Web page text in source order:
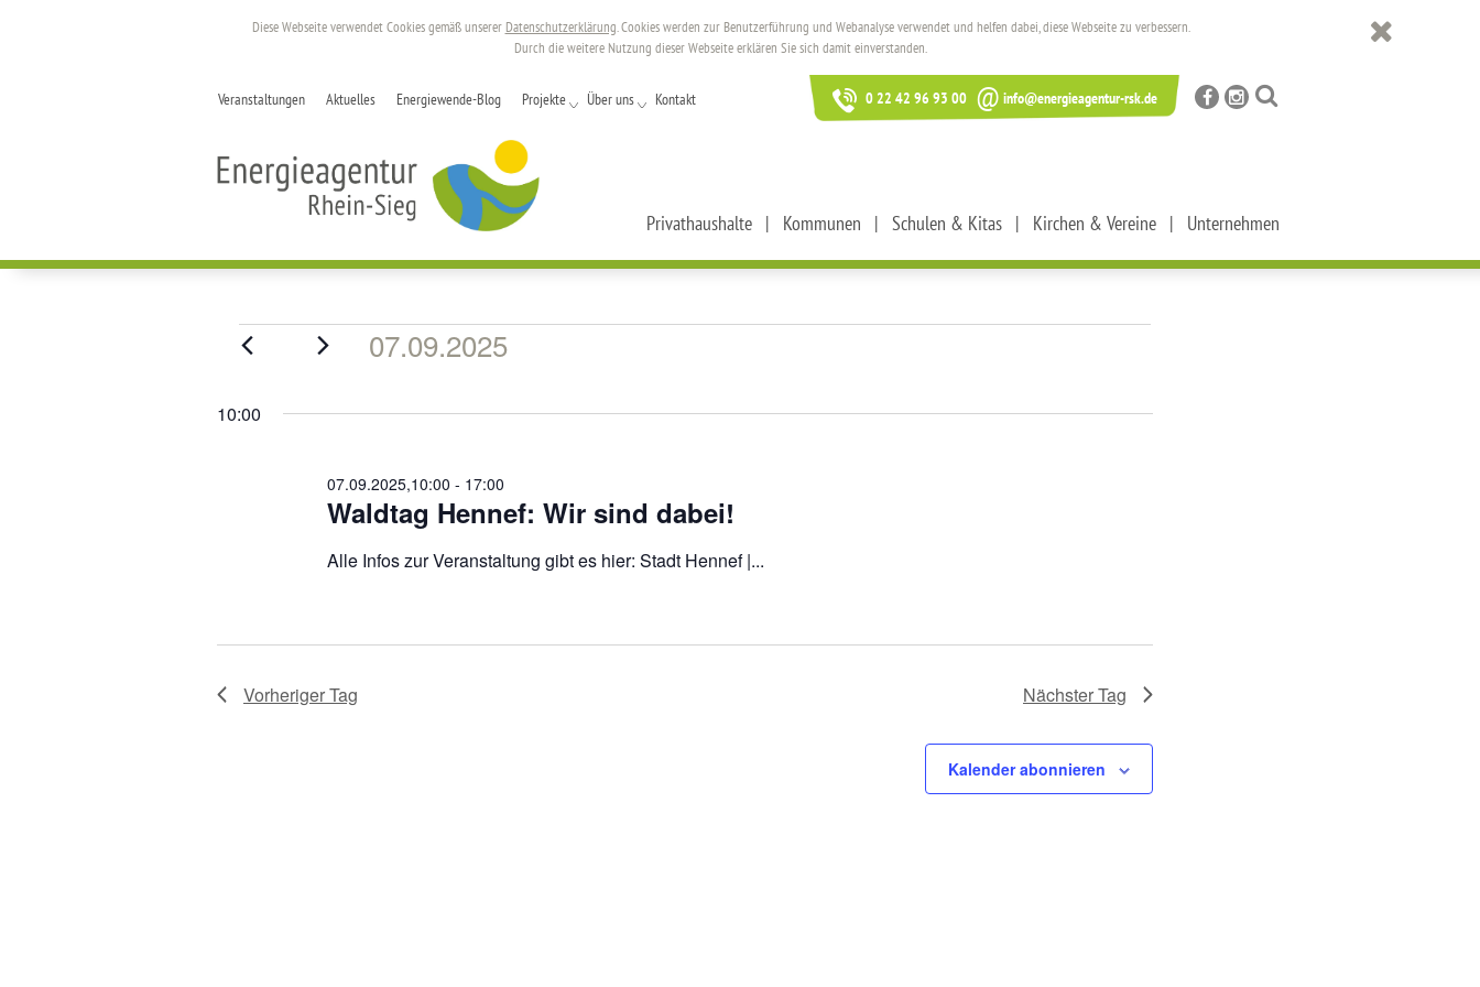
0 22 42 96 93 00 @ info@energieagentur-rsk.de
Veranstaltungen Aktuelles Energiewende-Blog Projekte Über uns Kontakt
Privathaushalte Kommunen Schulen & Kitas Kirchen & Vereine Unternehmen
Veranstaltungen
07.09.2025
07.09.2025
10:00
Waldtag Hennef: Wir sind dabei!
07.09.2025,10:00 - 17:00
Alle Infos zur Veranstaltung gibt es hier: Stadt Hennef |...
Vorheriger Tag Nächster Tag
Kalender abonnieren
Diese Webseite verwendet Cookies gemäß unserer Datenschutzerklärung. Cookies werden zur Benutzerführung und Webanalyse verwendet und helfen dabei, diese Webseite zu verbessern.
Durch die weitere Nutzung dieser Webseite erklären Sie sich damit einverstanden.